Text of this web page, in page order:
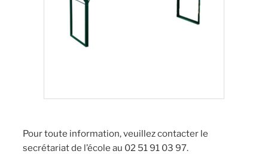
Pour toute information, veuillez contacter le
secrétariat de l’école au 02 51 91 03 97.